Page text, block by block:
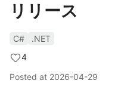
リリース
C#
.NET
4
Posted at 2026-04-29